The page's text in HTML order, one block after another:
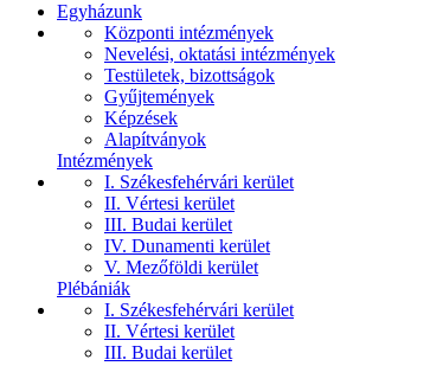
Egyházunk
Központi intézmények
Nevelési, oktatási intézmények
Testületek, bizottságok
Gyűjtemények
Képzések
Alapítványok
Intézmények
I. Székesfehérvári kerület
II. Vértesi kerület
III. Budai kerület
IV. Dunamenti kerület
V. Mezőföldi kerület
Plébániák
I. Székesfehérvári kerület
II. Vértesi kerület
III. Budai kerület